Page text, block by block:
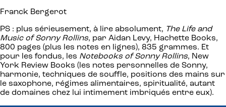
Franck Bergerot
PS : plus sérieusement, à lire absolument, The Life and
Music of Sonny Rollins, par Aidan Levy, Hachette Books,
800 pages (plus les notes en lignes), 835 grammes. Et
pour les fondus, les Notebooks of Sonny Rollins, New
York Review Books (les notes personnelles de Sonny,
harmonie, techniques de souffle, positions des mains sur
le saxophone, régimes alimentaires, spiritualité, autant
de domaines chez lui intimement imbriqués entre eux).